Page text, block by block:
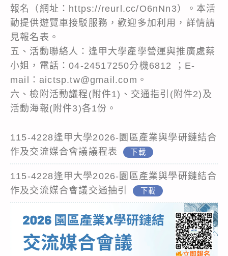
報名（網址：https://reurl.cc/O6nNn3）。本活
動提供遊覽車接駁服務，歡迎多加利用，詳情請
見報名表。
五、活動聯絡人：逢甲大學產學營運與推廣處蔡
小姐，電話：04-24517250分機6812 ；E-
mail：aictsp.tw@gmail.com。
六、檢附活動議程(附件1)、交通指引(附件2)及
活動海報(附件3)各1份。
115-4228逢甲大學2026-園區產業與學研鏈結合
作及交流媒合會議議程表
下載
115-4228逢甲大學2026-園區產業與學研鏈結合
作及交流媒合會議交通抽引
下載